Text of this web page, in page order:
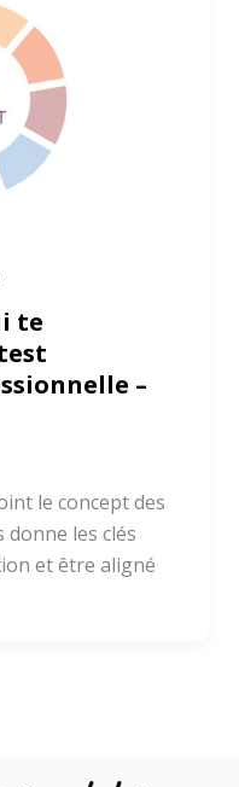
te
–
le concept des
les clés
et être aligné